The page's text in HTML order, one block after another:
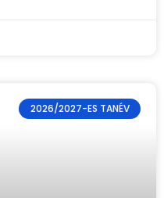
2026/2027-ES TANÉV